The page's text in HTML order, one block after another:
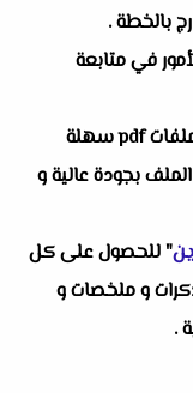
بالخطة .
في متابعة
و تيسيراً على حضراتكم نقدم الخطة فى ملفات pdf سهلة
بجودة عالية و
" للحصول على كل
و ملخصات و
.